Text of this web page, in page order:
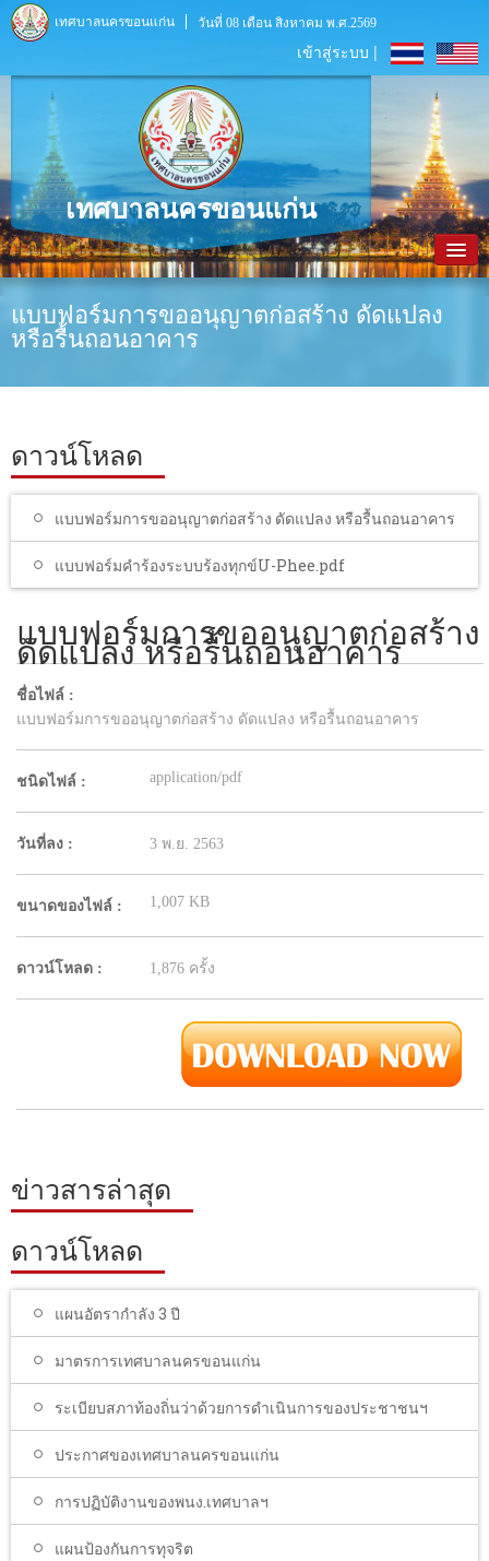
เทศบาลนครขอนแก่น วันที่ 08 เดือน สิงหาคม พ.ศ.2569
เข้าสู่ระบบ |
เทศบาลนครขอนแก่น
หน้าหลัก
ข้อมูลพื้นฐาน
ประชาสัมพันธ์
โรงเรียนในสังกัด
บริการประชาชน
ITA
ติดต่อเทศบาล
แบบฟอร์มการขออนุญาตก่อสร้าง ดัดแปลง
หรือรื้นถอนอาคาร
ดาวน์โหลด
แบบฟอร์มการขออนุญาตก่อสร้าง ดัดแปลง หรือรื้นถอนอาคาร
แบบฟอร์มคำร้องระบบร้องทุกข์U-Phee.pdf
แบบฟอร์มการขออนุญาตก่อสร้าง
ดัดแปลง หรือรื้นถอนอาคาร
ชื่อไฟล์ :
แบบฟอร์มการขออนุญาตก่อสร้าง ดัดแปลง หรือรื้นถอนอาคาร
ชนิดไฟล์ : application/pdf
วันที่ลง : 3 พ.ย. 2563
ขนาดของไฟล์ : 1,007 KB
ดาวน์โหลด : 1,876 ครั้ง
ข่าวสารล่าสุด
ดาวน์โหลด
แผนอัตรากำลัง 3 ปี
มาตรการเทศบาลนครขอนแก่น
ระเบียบสภาท้องถิ่นว่าด้วยการดำเนินการของประชาชนฯ
ประกาศของเทศบาลนครขอนแก่น
การปฏิบัติงานของพนง.เทศบาลฯ
แผนป้องกันการทุจริต